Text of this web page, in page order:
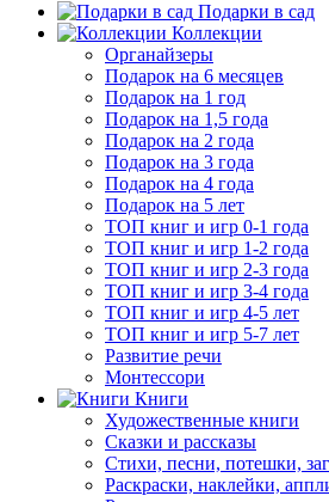
Подарки в сад
Коллекции
Органайзеры
Подарок на 6 месяцев
Подарок на 1 год
Подарок на 1,5 года
Подарок на 2 года
Подарок на 3 года
Подарок на 4 года
Подарок на 5 лет
ТОП книг и игр 0-1 года
ТОП книг и игр 1-2 года
ТОП книг и игр 2-3 года
ТОП книг и игр 3-4 года
ТОП книг и игр 4-5 лет
ТОП книг и игр 5-7 лет
Развитие речи
Монтессори
Книги
Художественные книги
Сказки и рассказы
Стихи, песни, потешки,
Раскраски, наклейки,